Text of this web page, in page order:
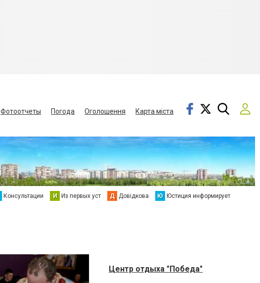
Фотоотчеты Погода Оголошення
Карта міста
Консультации И Из первых уст Д Довідкова Ю Юстиция информирует
Центр отдыха "Победа"